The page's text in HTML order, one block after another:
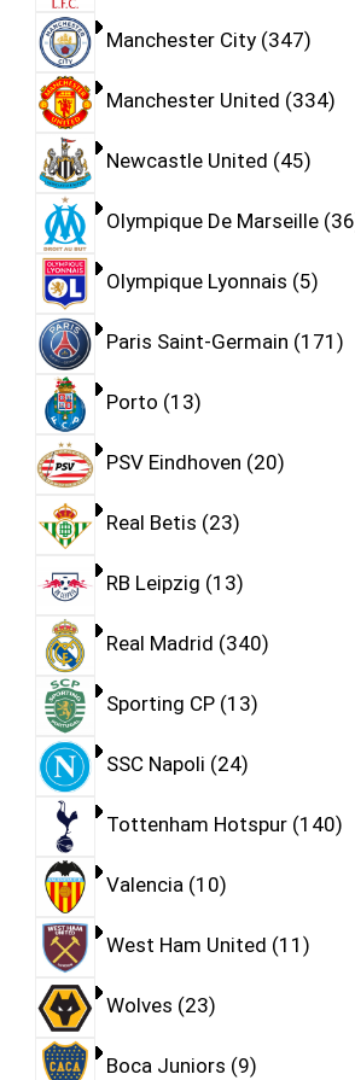
Manchester City 347
Manchester United 334
Newcastle United 45
Olympique De Marseille 36
Olympique Lyonnais 5
Paris Saint-Germain 171
Porto 13
PSV Eindhoven 20
Real Betis 23
RB Leipzig 13
Real Madrid 340
Sporting CP 13
SSC Napoli 24
Tottenham Hotspur 140
Valencia 10
West Ham United 11
Wolves 23
Boca Juniors 9